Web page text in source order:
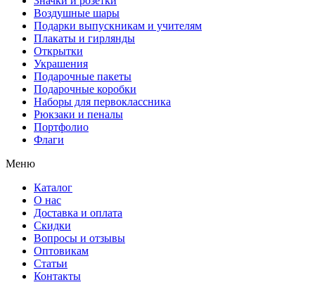
Воздушные шары
Подарки выпускникам и учителям
Плакаты и гирлянды
Открытки
Украшения
Подарочные пакеты
Подарочные коробки
Наборы для первоклассника
Рюкзаки и пеналы
Портфолио
Флаги
Меню
Каталог
О нас
Доставка и оплата
Скидки
Вопросы и отзывы
Оптовикам
Статьи
Контакты